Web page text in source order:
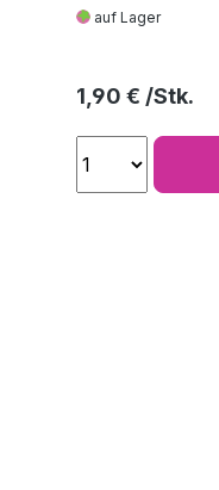
auf Lager
Regulärer Preis:
1,90 €